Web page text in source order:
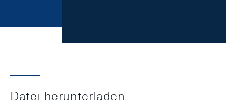
Datei herunterladen